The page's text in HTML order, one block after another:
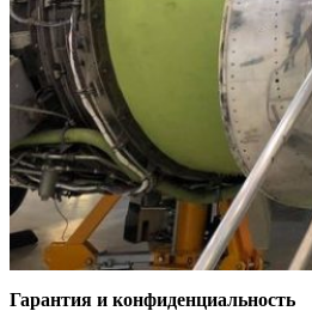
Гарантия и конфиденциальность